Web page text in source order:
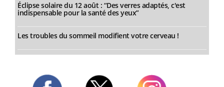
Éclipse solaire du 12 août : “Des verres adaptés, c'est
indispensable pour la santé des yeux”
Les troubles du sommeil modifient votre cerveau !